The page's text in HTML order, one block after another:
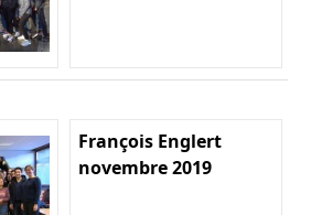
François Englert
novembre 2019